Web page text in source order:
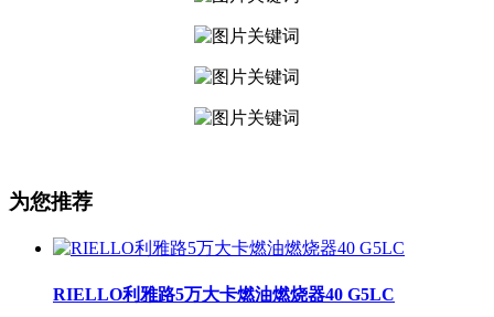
为您推荐
RIELLO利雅路5万大卡燃油燃烧器40 G5LC